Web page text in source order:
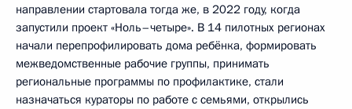
направлении стартовала тогда же, в 2022 году, когда
запустили проект «Ноль–четыре». В 14 пилотных регионах
начали перепрофилировать дома ребёнка, формировать
межведомственные рабочие группы, принимать
региональные программы по профилактике, стали
назначаться кураторы по работе с семьями, открылись